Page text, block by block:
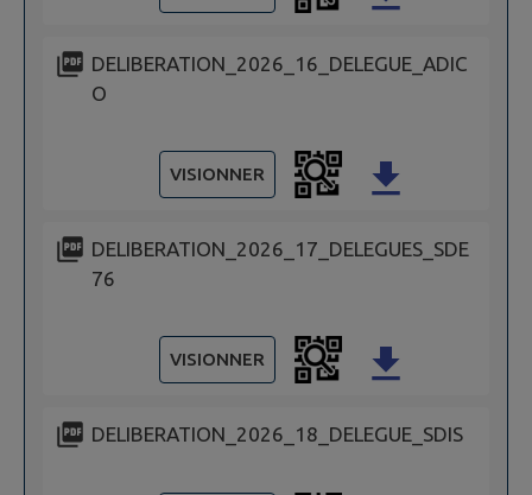
DELIBERATION_2026_16_DELEGUE_ADIC
O
VISIONNER
DELIBERATION_2026_17_DELEGUES_SDE
76
VISIONNER
DELIBERATION_2026_18_DELEGUE_SDIS